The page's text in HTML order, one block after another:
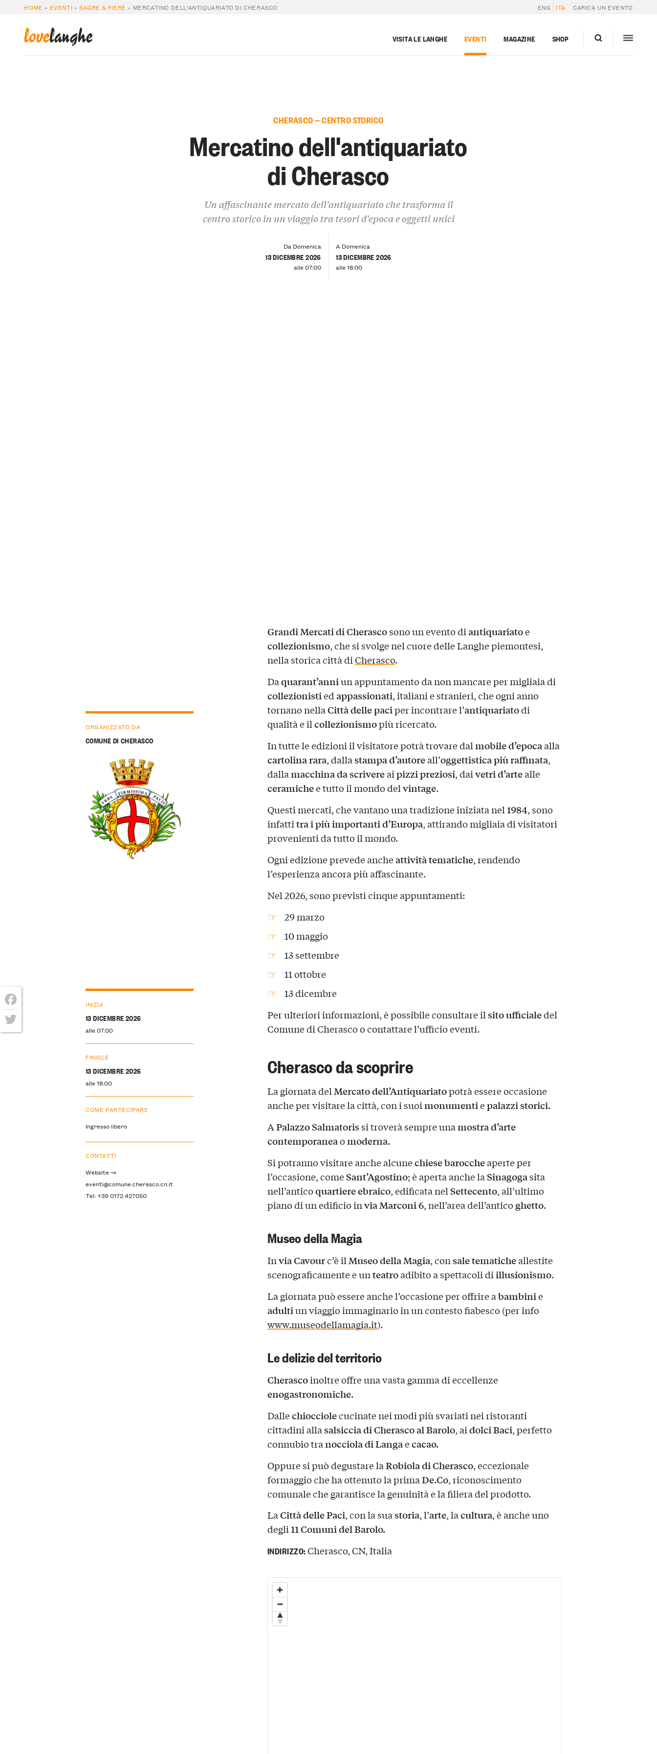
HOME » EVENTI »SAGRE & FIERE » MERCATINO DELL’ANTIQUARIATO DI CHERASCO ENG ITA CARICA UN EVENTO
lovelanghe VISITA LE LANGHE EVENTI MAGAZINE SHOP
CHERASCO — CENTRO STORICO
Mercatino dell'antiquariato
di Cherasco
Un affascinante mercato dell'antiquariato che trasforma il
centro storico in un viaggio tra tesori d'epoca e oggetti unici
Da Domenica
13 DICEMBRE 2026
alle 07:00
A Domenica
13 DICEMBRE 2026
alle 18:00
Grandi Mercati di Cherascosono un evento diantiquariatoe
collezionismo, che si svolge nel cuore delle Langhe piemontesi,
nella storica città diCherasco.
Daquarant’anniun appuntamento da non mancare per migliaia di
collezionistied appassionati, italiani e stranieri, che ogni anno
tornano nellaCittà delle paciper incontrare l’antiquariatodi
qualità e ilcollezionismopiù ricercato.
In tutte le edizioni il visitatore potrà trovare dalmobile d’epocaalla
cartolina rara, dallastampa d’autoreall’oggettistica più raffinata,
dallamacchina da scrivereaipizzi preziosi, daivetri d’artealle
ceramichee tutto il mondo delvintage.
Questi mercati, che vantano una tradizione iniziata nel1984, sono
infattitra i più importanti d’Europa, attirando migliaia di visitatori
provenienti da tutto il mondo.
Ogni edizione prevede ancheattività tematiche, rendendo
l’esperienza ancora più affascinante.
Nel 2026, sono previsti cinque appuntamenti:
29 marzo
10 maggio
13 settembre
11 ottobre
13 dicembre
Per ulteriori informazioni, è possibile consultare ilsito ufficialedel
Comune di Cherasco o contattare l’ufficio eventi.
Cherasco da scoprire
La giornata delMercato dell’Antiquariatopotrà essere occasione
anche per visitare la città, con i suoimonumentiepalazzi storici.
APalazzo Salmatorissi troverà sempre unamostra d’arte
contemporaneaomoderna.
Si potranno visitare anche alcunechiese baroccheaperte per
l’occasione, comeSant’Agostino; è aperta anche laSinagogasita
nell’anticoquartiere ebraico, edificata nelSettecento, all’ultimo
piano di un edificio invia Marconi 6, nell’area dell’antico ghetto.
Museo della Magia
Invia Cavourc’è ilMuseo della Magia, consale tematicheallestite
scenograficamente e unteatroadibito a spettacoli diillusionismo.
La giornata può essere anche l’occasione per offrire abambinie
adultiun viaggio immaginario in un contesto fiabesco (per info
www.museodellamagia.it).
Le delizie del territorio
Cherascoinoltre offre una vasta gamma di eccellenze
enogastronomiche.
Dallechiocciolecucinate nei modi più svariati nei ristoranti
cittadini allasalsiccia di Cherasco al Barolo, aidolci Baci, perfetto
connubio tranocciola di Langaecacao.
Oppure si può degustare laRobiola di Cherasco, eccezionale
formaggio che ha ottenuto la primaDe.Co, riconoscimento
comunale che garantisce la genuinità e la filiera del prodotto.
LaCittà delle Paci, con la suastoria, l’arte, lacultura, è anche uno
degli11 Comuni del Barolo.
ORGANIZZATO DA
COMUNE DI CHERASCO
INIZIA
13 DICEMBRE 2026
alle 07:00
FINISCE
13 DICEMBRE 2026
alle 18:00
COME PARTECIPARE
Ingresso libero
CONTATTI
Website ↝
eventi@comune.cherasco.cn.it
Tel: +39 0172 427050
INDIRIZZO:Cherasco, CN, Italia
Facebook
Twitter